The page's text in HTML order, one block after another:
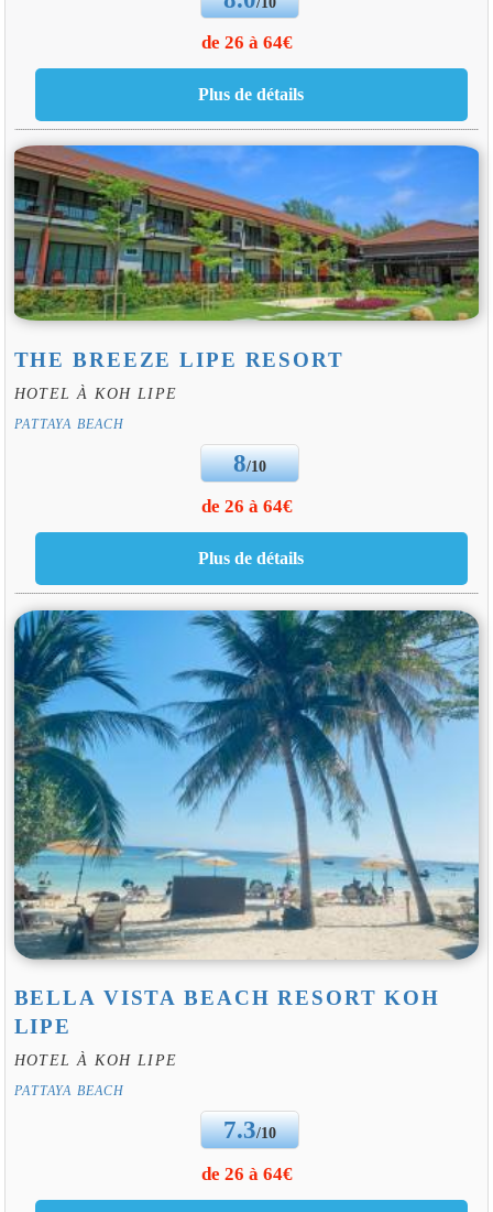
de 26 à 64€
THE BREEZE LIPE RESORT
HOTEL À KOH LIPE
PATTAYA BEACH
8/10
de 26 à 64€
BELLA VISTA BEACH RESORT KOH
LIPE
HOTEL À KOH LIPE
PATTAYA BEACH
7.3/10
de 26 à 64€